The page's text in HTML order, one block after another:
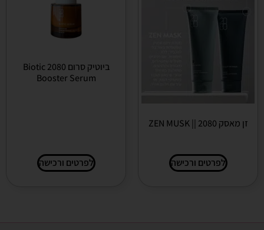
זן מאסק 2080 || ZEN MUSK
לפרטים ורכישה
ביוטיק סרום 2080 Biotic
Booster Serum
לפרטים ורכישה